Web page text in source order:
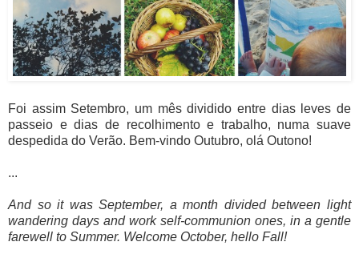
Foi assim Setembro, um mês dividido entre dias leves de
passeio e dias de recolhimento e trabalho, numa suave
despedida do Verão. Bem-vindo Outubro, olá Outono!
...
And so it was September, a month divided between light
wandering days and work self-communion ones, in a gentle
farewell to Summer. Welcome October, hello Fall!